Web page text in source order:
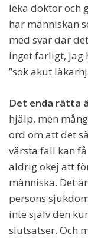
leka doktor och
har människan
med svar där
inget farligt, jag
”sök akut
Det enda rätta
hjälp, men
ord om att det
värsta fall kan
aldrig okej att
människa. Det
persons
inte själv den
slutsatser. Och